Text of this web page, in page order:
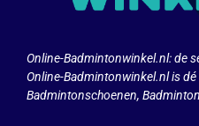
Online-Badmintonwinkel.nl:de
Online-Badmintonwinkel.nl is
Badmintonschoenen,